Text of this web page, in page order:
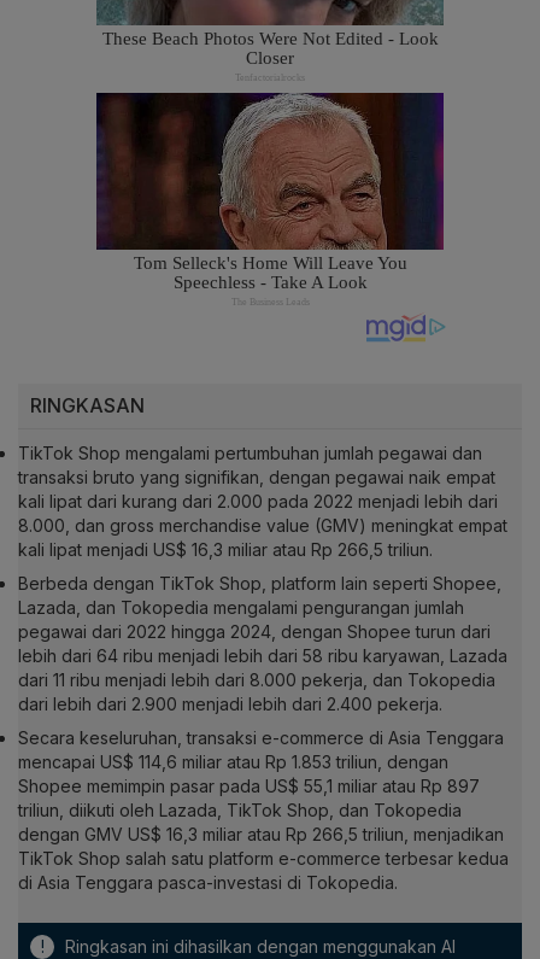
RINGKASAN
TikTok Shop mengalami pertumbuhan jumlah pegawai dan
transaksi bruto yang signifikan, dengan pegawai naik empat
kali lipat dari kurang dari 2.000 pada 2022 menjadi lebih dari
8.000, dan gross merchandise value (GMV) meningkat empat
kali lipat menjadi US$ 16,3 miliar atau Rp 266,5 triliun.
Berbeda dengan TikTok Shop, platform lain seperti Shopee,
Lazada, dan Tokopedia mengalami pengurangan jumlah
pegawai dari 2022 hingga 2024, dengan Shopee turun dari
lebih dari 64 ribu menjadi lebih dari 58 ribu karyawan, Lazada
dari 11 ribu menjadi lebih dari 8.000 pekerja, dan Tokopedia
dari lebih dari 2.900 menjadi lebih dari 2.400 pekerja.
Secara keseluruhan, transaksi e-commerce di Asia Tenggara
mencapai US$ 114,6 miliar atau Rp 1.853 triliun, dengan
Shopee memimpin pasar pada US$ 55,1 miliar atau Rp 897
triliun, diikuti oleh Lazada, TikTok Shop, dan Tokopedia
dengan GMV US$ 16,3 miliar atau Rp 266,5 triliun, menjadikan
TikTok Shop salah satu platform e-commerce terbesar kedua
di Asia Tenggara pasca-investasi di Tokopedia.
! Ringkasan ini dihasilkan dengan menggunakan AI